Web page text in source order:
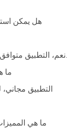
هل يمكن
نعم، التطبيق متوافق مع معظم أنظمة تشغيل الهواتف.
ما
التطبيق
ما هي